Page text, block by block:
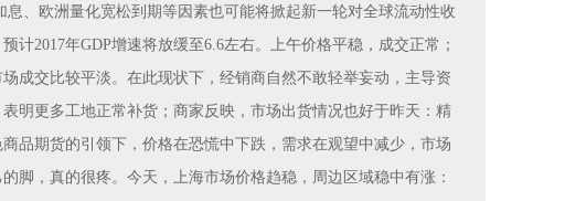
、欧洲量化宽松到期等因素也可能将掀起新一轮对全球流动性收
计2017年GDP增速将放缓至6.6左右。上午价格平稳，成交正常；
成交比较平淡。在此现状下，经销商自然不敢轻举妄动，主导资
明更多工地正常补货；商家反映，市场出货情况也好于昨天：精
品期货的引领下，价格在恐慌中下跌，需求在观望中减少，市场
脚，真的很疼。今天，上海市场价格趋稳，周边区域稳中有涨：